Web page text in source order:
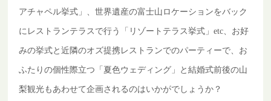
アチャペル挙式」、世界遺産の富士山ロケーションをバック
にレストランテラスで行う「リゾートテラス挙式」etc、お好
みの挙式と近隣のオズ提携レストランでのパーティーで、お
ふたりの個性際立つ「夏色ウェディング」と結婚式前後の山
梨観光もあわせて企画されるのはいかがでしょうか？